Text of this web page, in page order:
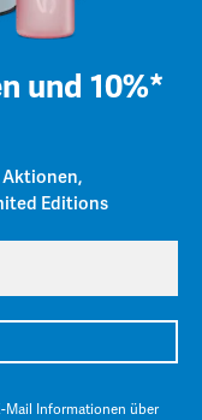
und 10%*
Editions
Mail Informationen über